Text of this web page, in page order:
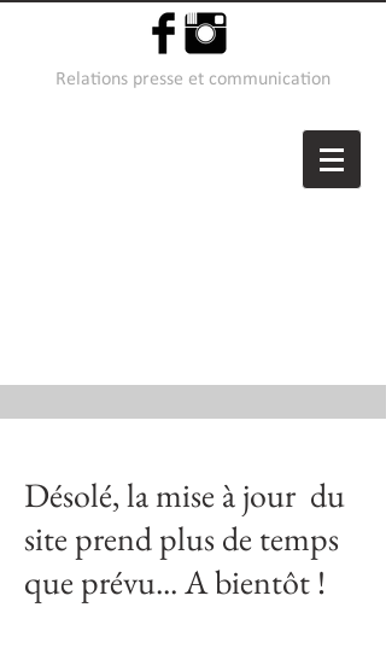
Relations presse et communication
Désolé, la mise à jour du
site prend plus de temps
que prévu... A bientôt !